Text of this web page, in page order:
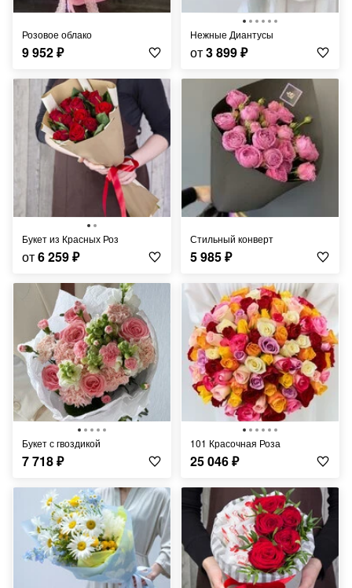
Розовое облако
9 952₽
Нежные Диантусы
от3 899₽
Букет из Красных Роз
от6 259₽
Стильный конверт
5 985₽
Букет с гвоздикой
7 718₽
101 Красочная Роза
25 046₽